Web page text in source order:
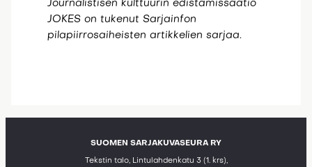
Journalistisen kulttuurin edistämissäätiö
JOKES on tukenut Sarjainfon
pilapiirrosaiheisten artikkelien sarjaa.
SUOMEN SARJAKUVASEURA RY
Tekstin talo, Lintulahdenkatu 3 (1. krs),